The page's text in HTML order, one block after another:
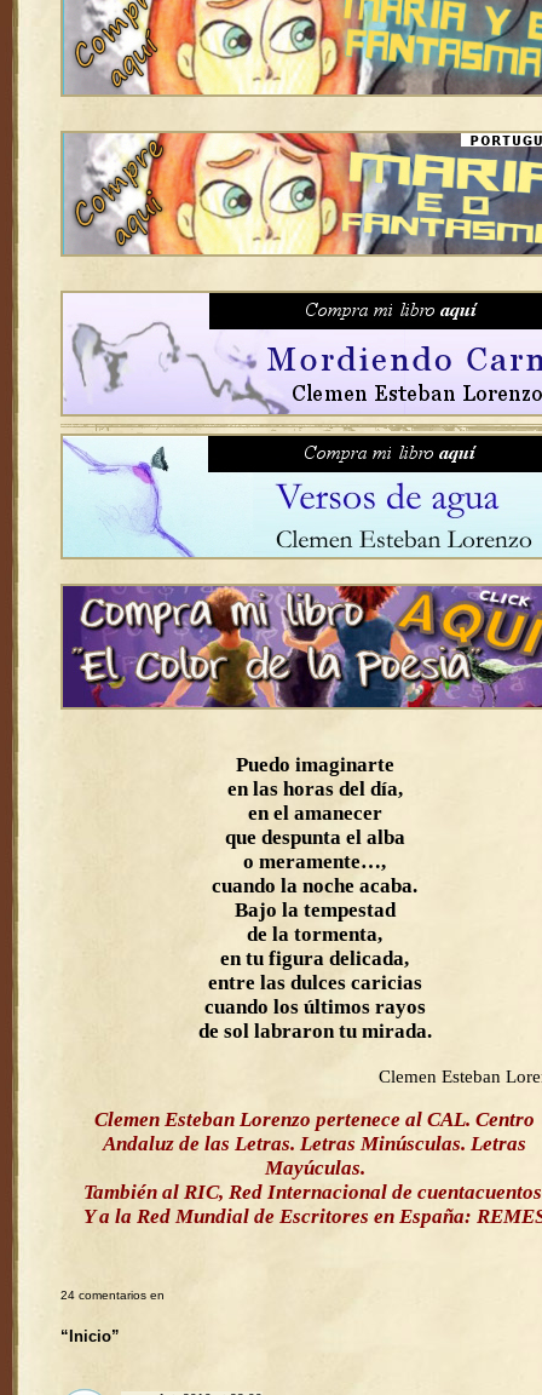
Puedo imaginarte
en las horas del día,
en el amanecer
que despunta el alba
o meramente…,
cuando la noche acaba.
Bajo la tempestad
de la tormenta,
en tu figura delicada,
entre las dulces caricias
cuando los últimos rayos
de sol labraron tu mirada.
Clemen Esteban
Clemen Esteban Lorenzo pertenece al CAL. Centro
Andaluz de las Letras. Letras Minúsculas. Letras
Mayúculas.
También al RIC, Red Internacional de
Y a la Red Mundial de Escritores en España:
24 comentarios en
“Inicio”